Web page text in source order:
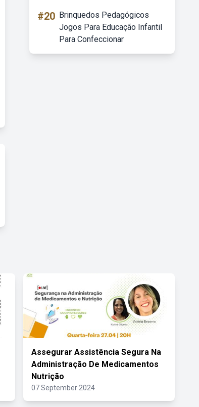
#20 Brinquedos Pedagógicos
Jogos Para Educação Infantil
Para Confeccionar
Assegurar Assistência Segura Na
Administração De Medicamentos
Nutrição
07 September 2024